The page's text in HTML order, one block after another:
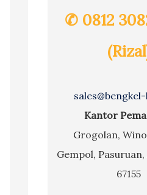
✆ 0812
Kantor
Grogolan,
Gempol,
67155